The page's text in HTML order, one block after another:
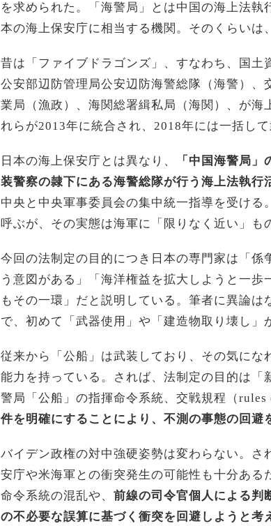
を求められた。「海警局」とは中国の海上法執
本の海上保安庁に相当する機関。そのくらいは
昔は「ファイブドラゴンズ」、すなわち、国土
公安部辺防管理局公安辺防海警総隊（海警）、
業局（漁政）、海関総署緝私局（海関）、が海
れらが2013年に統合され、2018年には一括し
日本の海上保安庁とは異なり、
「中国海警局
装警察の隷下にある海警総隊が行う海上法執行
中央と中央軍事委員会の集中統一指導を受ける
呼ぶが、その実態は海軍に「限りなく近い」も
今回の法制定の目的につき日本の専門家は「係
う意図がある」「海洋権益を拡大しようと一
もその一環」だと説明している。筆者に異論は
で、初めて「武器使用」や「建造物取り壊し」
従来から「公船」は武装しており、その気にな
能力を持っている。されば、法制定の目的は「
警局「公船」の指揮命令系統、交戦規程（rules
件を明確にすることにより、不測の事態の回避
バイデン政権の対中強硬姿勢は変わらない。さ
安庁や米海軍との衝突発生の可能性も十分ある
命令系統の混乱や、 前線の司令官個人による判
の不必要な誤算に基づく衝突を回避しようと考